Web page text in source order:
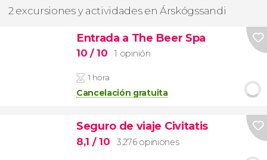
2 excursiones y actividades en Árskógssandi
Entrada a The Beer Spa
10 / 10 1 opinión
1 hora
Cancelación gratuita
Seguro de viaje Civitatis
8,1 / 10 3.276 opiniones